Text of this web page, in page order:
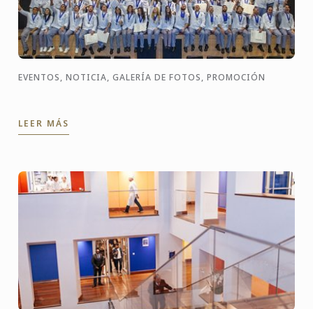
EVENTOS, NOTICIA, GALERÍA DE FOTOS, PROMOCIÓN
LEER MÁS